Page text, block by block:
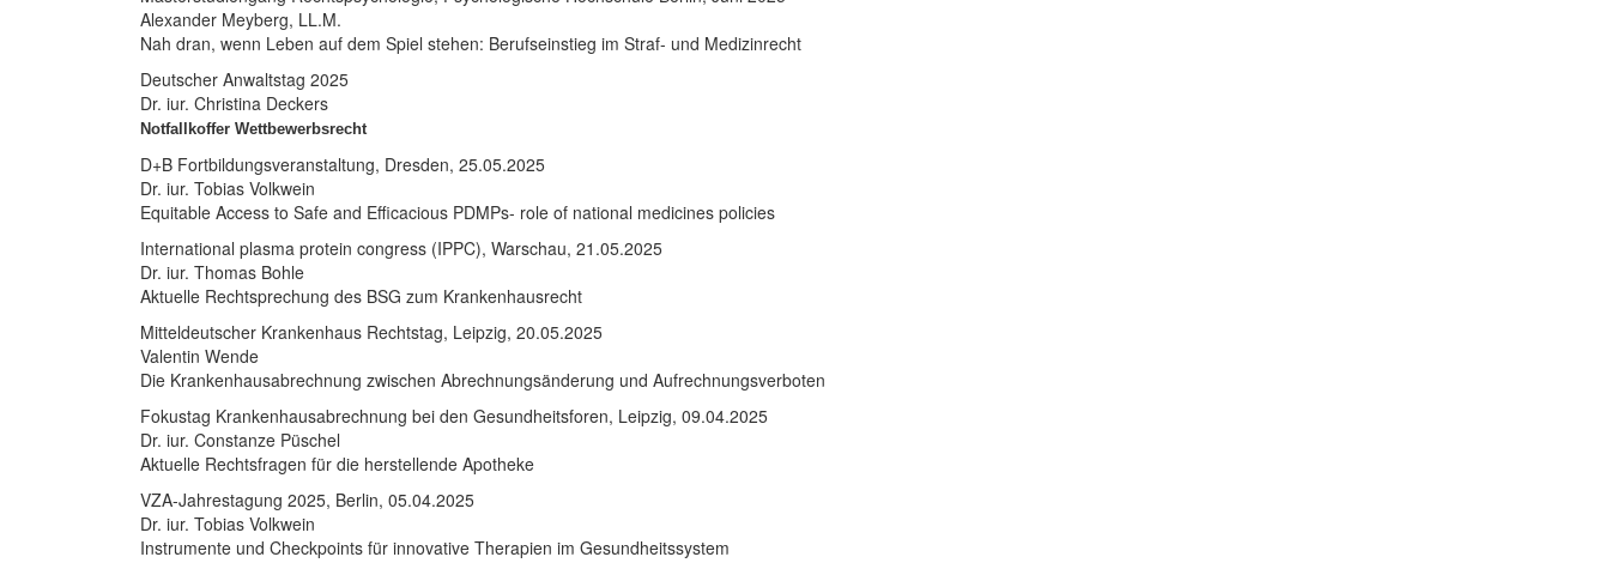
Alexander Meyberg, LL.M.
Nah dran, wenn Leben auf dem Spiel stehen: Berufseinstieg im Straf- und Medizinrecht
Deutscher Anwaltstag 2025
Dr. iur. Christina Deckers
Notfallkoffer Wettbewerbsrecht
D+B Fortbildungsveranstaltung, Dresden, 25.05.2025
Dr. iur. Tobias Volkwein
Equitable Access to Safe and Efficacious PDMPs- role of national medicines policies
International plasma protein congress (IPPC), Warschau, 21.05.2025
Dr. iur. Thomas Bohle
Aktuelle Rechtsprechung des BSG zum Krankenhausrecht
Mitteldeutscher Krankenhaus Rechtstag, Leipzig, 20.05.2025
Valentin Wende
Die Krankenhausabrechnung zwischen Abrechnungsänderung und Aufrechnungsverboten
Fokustag Krankenhausabrechnung bei den Gesundheitsforen, Leipzig, 09.04.2025
Dr. iur. Constanze Püschel
Aktuelle Rechtsfragen für die herstellende Apotheke
VZA-Jahrestagung 2025, Berlin, 05.04.2025
Dr. iur. Tobias Volkwein
Instrumente und Checkpoints für innovative Therapien im Gesundheitssystem